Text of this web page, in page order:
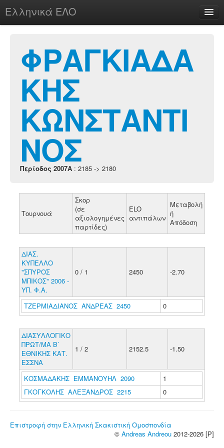
Ελληνικά ΕΛΟ
chesstu.be @ discord
Login
ΦΡΑΓΚΙΑΔΑ
ΚΗΣ
ΚΩΝΣΤΑΝΤΙ
ΝΟΣ
Περίοδος 2007A : 2185 -> 2180
Τουρνουά
Σκορ
(σε
αξιολογημένες
παρτίδες)
ELO
αντιπάλων
Μεταβολή
ή
Απόδοση
ΔΙΑΣ.
ΚΥΠΕΛΛΟ
"ΣΠΥΡΟΣ
ΜΠΙΚΟΣ" 2006 -
ΥΠ. Φ.Α.
0 / 1 2450 -2.70
ΤΖΕΡΜΙΑΔΙΑΝΟΣ ΑΝΔΡΕΑΣ 2450 0
ΔΙΑΣΥΛΛΟΓΙΚΟ
ΠΡΩΤ/ΜΑ Β΄
ΕΘΝΙΚΗΣ ΚΑΤ.
ΕΣΣΝΑ
1 / 2 2152.5 -1.50
ΚΟΣΜΑΔΑΚΗΣ ΕΜΜΑΝΟΥΗΛ 2090
1
ΓΚΟΓΚΟΛΗΣ ΑΛΕΞΑΝΔΡΟΣ 2215
0
Επιστροφή στην Ελληνική Σκακιστική Ομοσπονδία
© Andreas Andreou 2012-2026 [P]